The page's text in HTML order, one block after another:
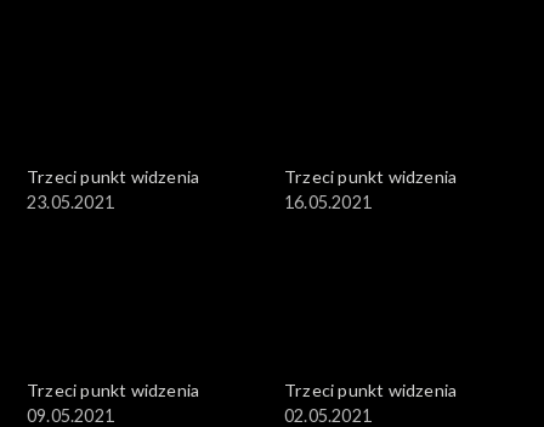
Trzeci punkt widzenia
23.05.2021
Trzeci punkt widzenia
16.05.2021
Trzeci punkt widzenia
09.05.2021
Trzeci punkt widzenia
02.05.2021